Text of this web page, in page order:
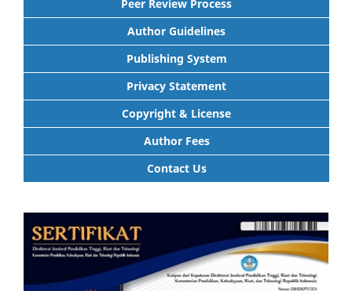
Peer Review Process
Author Guidelines
Publishing System
Privacy Statement
Copyright & License
Author Fees
Contact Us